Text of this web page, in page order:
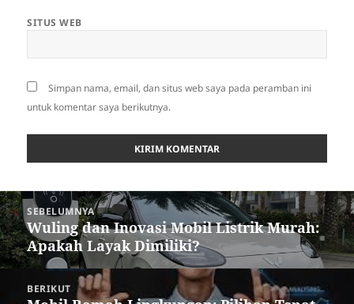
SITUS WEB
Simpan nama, email, dan situs web saya pada peramban ini
untuk komentar saya berikutnya.
Navigasi
pos SEBELUMNYA
Pos
sebelumnya:
Wuling dan Inovasi Mobil Listrik Murah:
Apakah Layak Dimiliki?
BERIKUT